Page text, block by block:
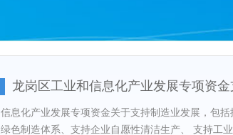
龙岗区工业和信息化产业发展专项资
息化产业发展专项资金关于支持制造业发展，包
色制造体系、支持企业自愿性清洁生产、 支持工